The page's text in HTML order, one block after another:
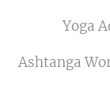
Yoga
Ashtanga